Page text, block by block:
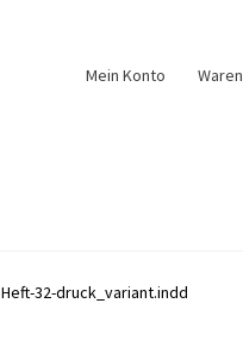
Mein Konto
Heft-32-druck_variant.indd